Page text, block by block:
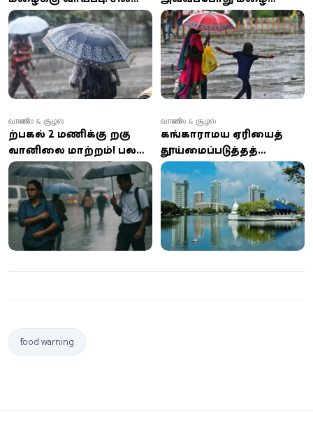
இடங்களில் 50 மி.மீ.க்கு
மேல் கனமழை
எச்சரிக்கை
அல்லது இடியுடன் கூடிய
மழை பெய்யும்
பிற்பகல் 2 மணிக்கு பிறகு
வானிலை மாற்றம்! பல
பகுதிகளில் கனமழை,
காற்று குறித்து
எச்சரிக்கை
வானிலை & சூழல்
கங்காராமய ஏரியைத்
தூய்மைப்படுத்தத்
தனியார் நிதிப் பங்களிப்பு:
கடல் நீரைப்
பயன்படுத்தும் புதிய
திட்டம்
வானிலை & சூழல்
flood warning